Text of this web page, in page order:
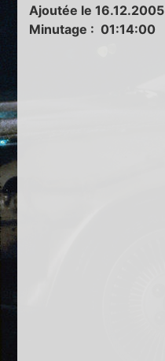
Ajoutée le 16.12.2005
Minutage : 01:14:00